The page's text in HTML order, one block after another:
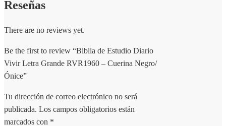
Reseñas
There are no reviews yet.
Be the first to review “Biblia de Estudio Diario
Vivir Letra Grande RVR1960 – Cuerina Negro/
Ónice”
Tu dirección de correo electrónico no será
publicada. Los campos obligatorios están
marcados con *